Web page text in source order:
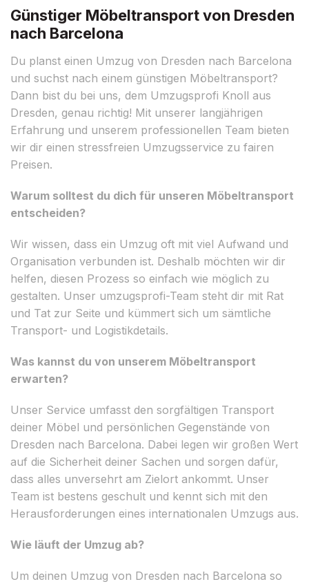
Günstiger Möbeltransport von Dresden
nach Barcelona
Du planst einen Umzug von Dresden nach Barcelona
und suchst nach einem günstigen Möbeltransport?
Dann bist du bei uns, dem Umzugsprofi Knoll aus
Dresden, genau richtig! Mit unserer langjährigen
Erfahrung und unserem professionellen Team bieten
wir dir einen stressfreien Umzugsservice zu fairen
Preisen.
Warum solltest du dich für unseren Möbeltransport
entscheiden?
Wir wissen, dass ein Umzug oft mit viel Aufwand und
Organisation verbunden ist. Deshalb möchten wir dir
helfen, diesen Prozess so einfach wie möglich zu
gestalten. Unser umzugsprofi-Team steht dir mit Rat
und Tat zur Seite und kümmert sich um sämtliche
Transport- und Logistikdetails.
Was kannst du von unserem Möbeltransport
erwarten?
Unser Service umfasst den sorgfältigen Transport
deiner Möbel und persönlichen Gegenstände von
Dresden nach Barcelona. Dabei legen wir großen Wert
auf die Sicherheit deiner Sachen und sorgen dafür,
dass alles unversehrt am Zielort ankommt. Unser
Team ist bestens geschult und kennt sich mit den
Herausforderungen eines internationalen Umzugs aus.
Wie läuft der Umzug ab?
Um deinen Umzug von Dresden nach Barcelona so